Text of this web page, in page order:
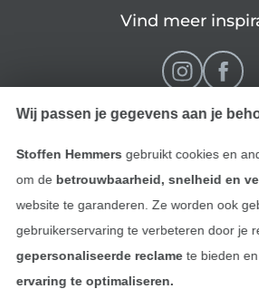
Vind meer
Wissel
Wij passen je gegevens aan je
Stoffen Hemmers gebruikt cookies en
om de betrouwbaarheid, snelheid en
website te garanderen. Ze worden ook
gebruikerservaring te verbeteren door je
gepersonaliseerde reclamete bieden en
ervaring te optimaliseren.